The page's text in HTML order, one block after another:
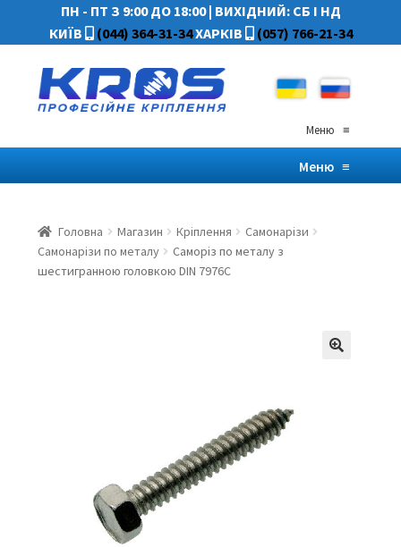
ПН - ПТ З 9:00 ДО 18:00| ВИХІДНИЙ: СБ І НД
КИЇВ
(044) 364-31-34ХАРКІВ (057) 766-21-34
Меню≡
Меню≡
Головна Магазин Кріплення
Самонарізи
Самонарізи по металу
Саморіз по металу з
шестигранною головкою DIN 7976C